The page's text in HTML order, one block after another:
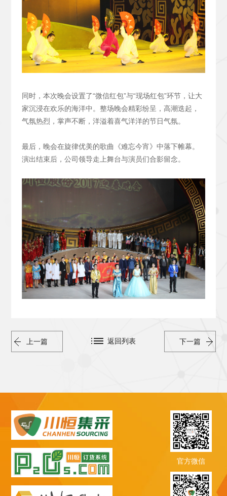
同时，本次晚会设置了“微信红包”与“现场红包”环节，让大
家沉浸在欢乐的海洋中。整场晚会精彩纷呈，高潮迭起，
气氛热烈，掌声不断，洋溢着喜气洋洋的节日气氛。
最后，晚会在旋律优美的歌曲《难忘今宵》中落下帷幕。
演出结束后，公司领导走上舞台与演员们合影留念。
上一篇 下一篇
返回列表
官方微信